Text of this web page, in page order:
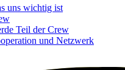
uns wichtig ist
Teil der Crew
und Netzwerk